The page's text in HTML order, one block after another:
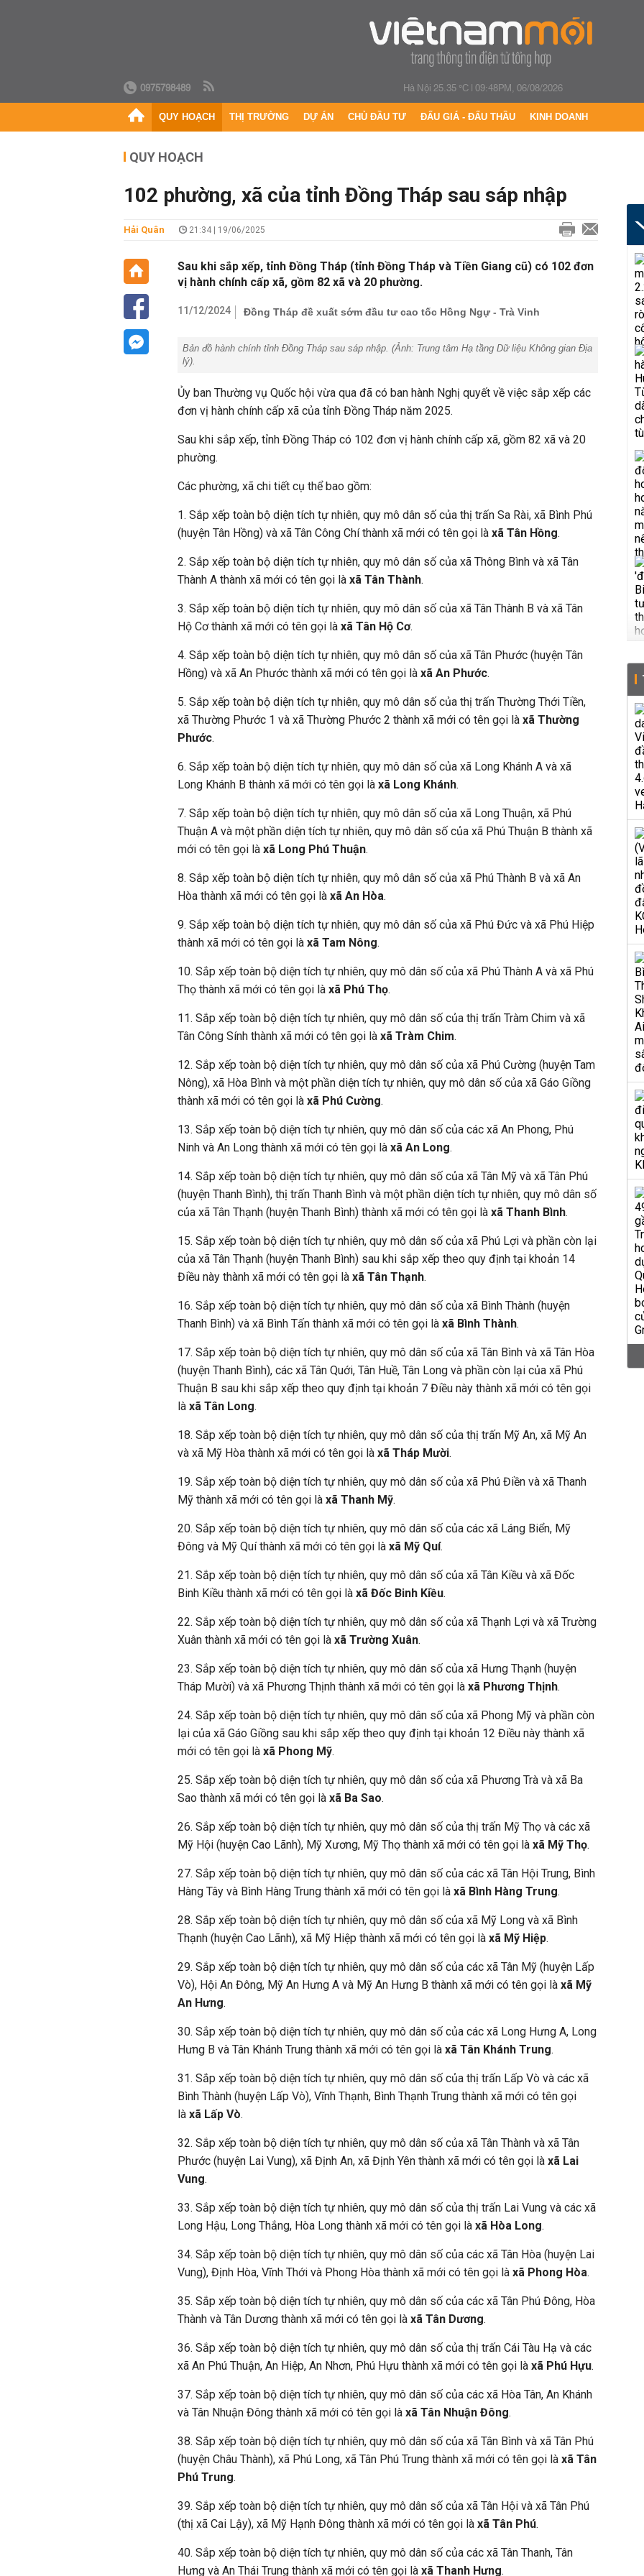
0975798489 Hà Nội 25.35 °C|09:48PM, 06/08/2026
QUY HOẠCH THỊ TRƯỜNG DỰ ÁN CHỦ ĐẦU TƯ ĐẤU GIÁ - ĐẤU THẦU KINH DOANH
QUY HOẠCH
102 phường, xã của tỉnh Đồng Tháp sau sáp nhập
Hải Quân 21:34 | 19/06/2025
Sau khi sắp xếp, tỉnh Đồng Tháp (tỉnh Đồng Tháp và Tiền Giang cũ) có 102 đơn
vị hành chính cấp xã, gồm 82 xã và 20 phường.
11/12/2024 Đồng Tháp đề xuất sớm đầu tư cao tốc Hồng Ngự - Trà Vinh
Bản đồ hành chính tỉnh Đồng Tháp sau sáp nhập. (Ảnh: Trung tâm Hạ tầng Dữ liệu Không gian Địa
lý).
Ủy ban Thường vụ Quốc hội vừa qua đã có ban hành Nghị quyết về việc sắp xếp các
đơn vị hành chính cấp xã của tỉnh Đồng Tháp năm 2025.
Sau khi sắp xếp, tỉnh Đồng Tháp có 102 đơn vị hành chính cấp xã, gồm 82 xã và 20
phường.
Các phường, xã chi tiết cụ thể bao gồm:
1. Sắp xếp toàn bộ diện tích tự nhiên, quy mô dân số của thị trấn Sa Rài, xã Bình Phú
(huyện Tân Hồng) và xã Tân Công Chí thành xã mới có tên gọi là xã Tân Hồng.
2. Sắp xếp toàn bộ diện tích tự nhiên, quy mô dân số của xã Thông Bình và xã Tân
Thành A thành xã mới có tên gọi là xã Tân Thành.
3. Sắp xếp toàn bộ diện tích tự nhiên, quy mô dân số của xã Tân Thành B và xã Tân
Hộ Cơ thành xã mới có tên gọi là xã Tân Hộ Cơ.
4. Sắp xếp toàn bộ diện tích tự nhiên, quy mô dân số của xã Tân Phước (huyện Tân
Hồng) và xã An Phước thành xã mới có tên gọi là xã An Phước.
5. Sắp xếp toàn bộ diện tích tự nhiên, quy mô dân số của thị trấn Thường Thới Tiền,
xã Thường Phước 1 và xã Thường Phước 2 thành xã mới có tên gọi là xã Thường
Phước.
6. Sắp xếp toàn bộ diện tích tự nhiên, quy mô dân số của xã Long Khánh A và xã
Long Khánh B thành xã mới có tên gọi là xã Long Khánh.
7. Sắp xếp toàn bộ diện tích tự nhiên, quy mô dân số của xã Long Thuận, xã Phú
Thuận A và một phần diện tích tự nhiên, quy mô dân số của xã Phú Thuận B thành xã
mới có tên gọi là xã Long Phú Thuận.
8. Sắp xếp toàn bộ diện tích tự nhiên, quy mô dân số của xã Phú Thành B và xã An
Hòa thành xã mới có tên gọi là xã An Hòa.
9. Sắp xếp toàn bộ diện tích tự nhiên, quy mô dân số của xã Phú Đức và xã Phú Hiệp
thành xã mới có tên gọi là xã Tam Nông.
10. Sắp xếp toàn bộ diện tích tự nhiên, quy mô dân số của xã Phú Thành A và xã Phú
Thọ thành xã mới có tên gọi là xã Phú Thọ.
11. Sắp xếp toàn bộ diện tích tự nhiên, quy mô dân số của thị trấn Tràm Chim và xã
Tân Công Sính thành xã mới có tên gọi là xã Tràm Chim.
12. Sắp xếp toàn bộ diện tích tự nhiên, quy mô dân số của xã Phú Cường (huyện Tam
Nông), xã Hòa Bình và một phần diện tích tự nhiên, quy mô dân số của xã Gáo Giồng
thành xã mới có tên gọi là xã Phú Cường.
13. Sắp xếp toàn bộ diện tích tự nhiên, quy mô dân số của các xã An Phong, Phú
Ninh và An Long thành xã mới có tên gọi là xã An Long.
14. Sắp xếp toàn bộ diện tích tự nhiên, quy mô dân số của xã Tân Mỹ và xã Tân Phú
(huyện Thanh Bình), thị trấn Thanh Bình và một phần diện tích tự nhiên, quy mô dân số
của xã Tân Thạnh (huyện Thanh Bình) thành xã mới có tên gọi là xã Thanh Bình.
15. Sắp xếp toàn bộ diện tích tự nhiên, quy mô dân số của xã Phú Lợi và phần còn lại
của xã Tân Thạnh (huyện Thanh Bình) sau khi sắp xếp theo quy định tại khoản 14
Điều này thành xã mới có tên gọi là xã Tân Thạnh.
16. Sắp xếp toàn bộ diện tích tự nhiên, quy mô dân số của xã Bình Thành (huyện
Thanh Bình) và xã Bình Tấn thành xã mới có tên gọi là xã Bình Thành.
17. Sắp xếp toàn bộ diện tích tự nhiên, quy mô dân số của xã Tân Bình và xã Tân Hòa
(huyện Thanh Bình), các xã Tân Quới, Tân Huề, Tân Long và phần còn lại của xã Phú
Thuận B sau khi sắp xếp theo quy định tại khoản 7 Điều này thành xã mới có tên gọi
là xã Tân Long.
18. Sắp xếp toàn bộ diện tích tự nhiên, quy mô dân số của thị trấn Mỹ An, xã Mỹ An
và xã Mỹ Hòa thành xã mới có tên gọi là xã Tháp Mười.
19. Sắp xếp toàn bộ diện tích tự nhiên, quy mô dân số của xã Phú Điền và xã Thanh
Mỹ thành xã mới có tên gọi là xã Thanh Mỹ.
20. Sắp xếp toàn bộ diện tích tự nhiên, quy mô dân số của các xã Láng Biển, Mỹ
Đông và Mỹ Quí thành xã mới có tên gọi là xã Mỹ Quí.
21. Sắp xếp toàn bộ diện tích tự nhiên, quy mô dân số của xã Tân Kiều và xã Đốc
Binh Kiều thành xã mới có tên gọi là xã Đốc Binh Kiều.
22. Sắp xếp toàn bộ diện tích tự nhiên, quy mô dân số của xã Thạnh Lợi và xã Trường
Xuân thành xã mới có tên gọi là xã Trường Xuân.
23. Sắp xếp toàn bộ diện tích tự nhiên, quy mô dân số của xã Hưng Thạnh (huyện
Tháp Mười) và xã Phương Thịnh thành xã mới có tên gọi là xã Phương Thịnh.
24. Sắp xếp toàn bộ diện tích tự nhiên, quy mô dân số của xã Phong Mỹ và phần còn
lại của xã Gáo Giồng sau khi sắp xếp theo quy định tại khoản 12 Điều này thành xã
mới có tên gọi là xã Phong Mỹ.
25. Sắp xếp toàn bộ diện tích tự nhiên, quy mô dân số của xã Phương Trà và xã Ba
Sao thành xã mới có tên gọi là xã Ba Sao.
26. Sắp xếp toàn bộ diện tích tự nhiên, quy mô dân số của thị trấn Mỹ Thọ và các xã
Mỹ Hội (huyện Cao Lãnh), Mỹ Xương, Mỹ Thọ thành xã mới có tên gọi là xã Mỹ Thọ.
27. Sắp xếp toàn bộ diện tích tự nhiên, quy mô dân số của các xã Tân Hội Trung, Bình
Hàng Tây và Bình Hàng Trung thành xã mới có tên gọi là xã Bình Hàng Trung.
28. Sắp xếp toàn bộ diện tích tự nhiên, quy mô dân số của xã Mỹ Long và xã Bình
Thạnh (huyện Cao Lãnh), xã Mỹ Hiệp thành xã mới có tên gọi là xã Mỹ Hiệp.
29. Sắp xếp toàn bộ diện tích tự nhiên, quy mô dân số của các xã Tân Mỹ (huyện Lấp
Vò), Hội An Đông, Mỹ An Hưng A và Mỹ An Hưng B thành xã mới có tên gọi là xã Mỹ
An Hưng.
30. Sắp xếp toàn bộ diện tích tự nhiên, quy mô dân số của các xã Long Hưng A, Long
Hưng B và Tân Khánh Trung thành xã mới có tên gọi là xã Tân Khánh Trung.
31. Sắp xếp toàn bộ diện tích tự nhiên, quy mô dân số của thị trấn Lấp Vò và các xã
Bình Thành (huyện Lấp Vò), Vĩnh Thạnh, Bình Thạnh Trung thành xã mới có tên gọi
là xã Lấp Vò.
32. Sắp xếp toàn bộ diện tích tự nhiên, quy mô dân số của xã Tân Thành và xã Tân
Phước (huyện Lai Vung), xã Định An, xã Định Yên thành xã mới có tên gọi là xã Lai
Vung.
33. Sắp xếp toàn bộ diện tích tự nhiên, quy mô dân số của thị trấn Lai Vung và các xã
Long Hậu, Long Thắng, Hòa Long thành xã mới có tên gọi là xã Hòa Long.
34. Sắp xếp toàn bộ diện tích tự nhiên, quy mô dân số của các xã Tân Hòa (huyện Lai
Vung), Định Hòa, Vĩnh Thới và Phong Hòa thành xã mới có tên gọi là xã Phong Hòa.
35. Sắp xếp toàn bộ diện tích tự nhiên, quy mô dân số của các xã Tân Phú Đông, Hòa
Thành và Tân Dương thành xã mới có tên gọi là xã Tân Dương.
36. Sắp xếp toàn bộ diện tích tự nhiên, quy mô dân số của thị trấn Cái Tàu Hạ và các
xã An Phú Thuận, An Hiệp, An Nhơn, Phú Hựu thành xã mới có tên gọi là xã Phú Hựu.
37. Sắp xếp toàn bộ diện tích tự nhiên, quy mô dân số của các xã Hòa Tân, An Khánh
và Tân Nhuận Đông thành xã mới có tên gọi là xã Tân Nhuận Đông.
38. Sắp xếp toàn bộ diện tích tự nhiên, quy mô dân số của xã Tân Bình và xã Tân Phú
(huyện Châu Thành), xã Phú Long, xã Tân Phú Trung thành xã mới có tên gọi là xã Tân
Phú Trung.
39. Sắp xếp toàn bộ diện tích tự nhiên, quy mô dân số của xã Tân Hội và xã Tân Phú
(thị xã Cai Lậy), xã Mỹ Hạnh Đông thành xã mới có tên gọi là xã Tân Phú.
40. Sắp xếp toàn bộ diện tích tự nhiên, quy mô dân số của các xã Tân Thanh, Tân
Hưng và An Thái Trung thành xã mới có tên gọi là xã Thanh Hưng.